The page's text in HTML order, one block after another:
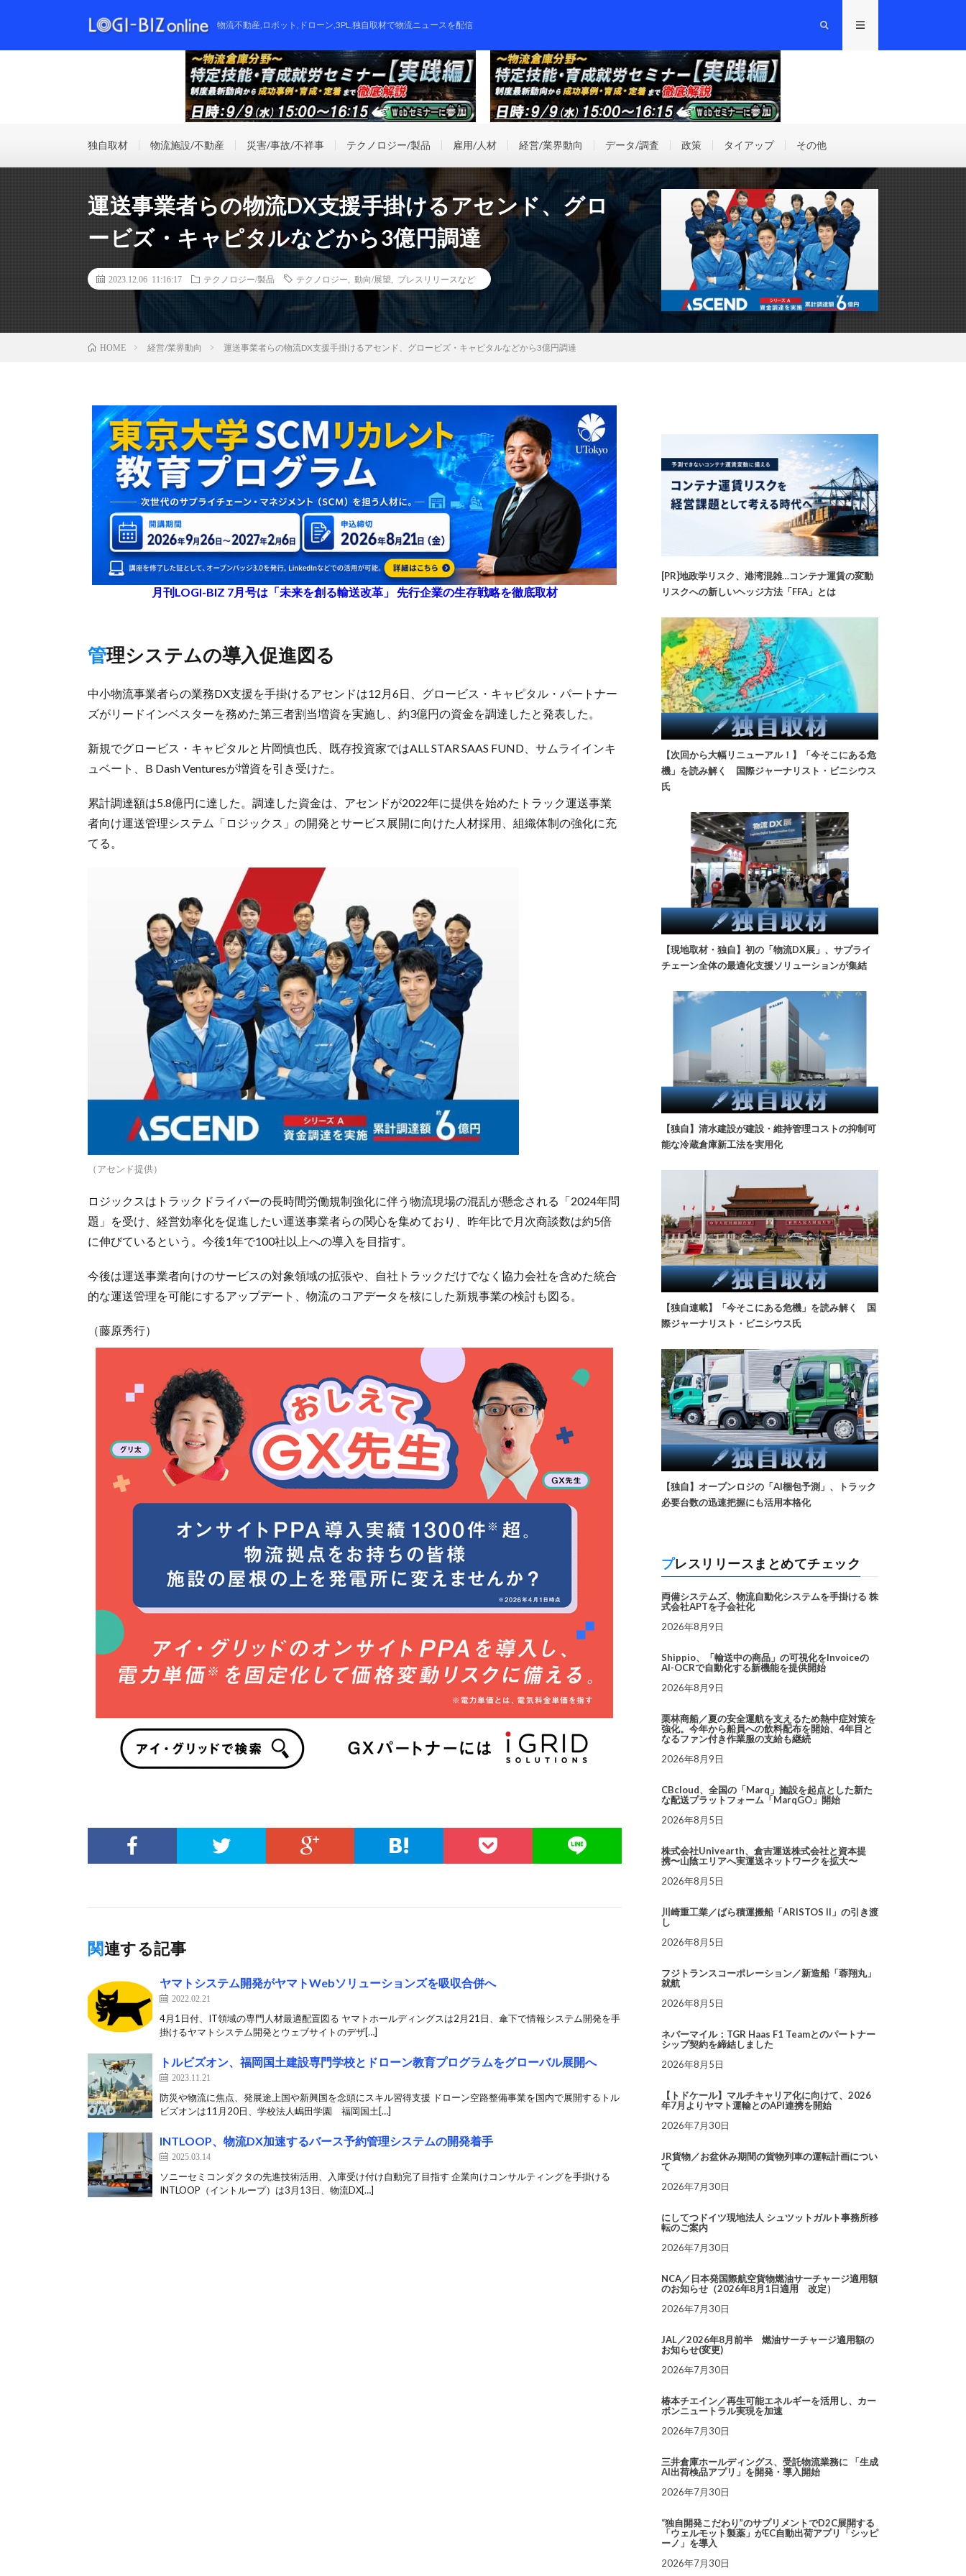
物流不動産,ロボット,ドローン,3PL,独自取材で物流ニュースを配信
独自取材 物流施設/不動産 災害/事故/不祥事 テクノロジー/製品 雇用/人材 経営/業界動向 データ/調査 政策 タイアップ その他
運送事業者らの物流DX支援手掛けるアセンド、グロ
ービズ・キャピタルなどから3億円調達
2023.12.06 11:16:17 テクノロジー/製品 テクノロジー 動向/展望 プレスリリースなど
HOME 経営/業界動向 運送事業者らの物流DX支援手掛けるアセンド、グロービズ・キャピタルなどから3億円調達
月刊LOGI-BIZ 7月号は「未来を創る輸送改革」 先行企業の生存戦略を徹底取材
管理システムの導入促進図る
中小物流事業者らの業務DX支援を手掛けるアセンドは12月6日、グロービス・キャピタル・パートナー
ズがリードインベスターを務めた第三者割当増資を実施し、約3億円の資金を調達したと発表した。
新規でグロービス・キャピタルと片岡慎也氏、既存投資家ではALL STAR SAAS FUND、サムライインキ
ュベート、B Dash Venturesが増資を引き受けた。
累計調達額は5.8億円に達した。調達した資金は、アセンドが2022年に提供を始めたトラック運送事業
者向け運送管理システム「ロジックス」の開発とサービス展開に向けた人材採用、組織体制の強化に充
てる。
（アセンド提供）
ロジックスはトラックドライバーの長時間労働規制強化に伴う物流現場の混乱が懸念される「2024年問
題」を受け、経営効率化を促進したい運送事業者らの関心を集めており、昨年比で月次商談数は約5倍
に伸びているという。今後1年で100社以上への導入を目指す。
今後は運送事業者向けのサービスの対象領域の拡張や、自社トラックだけでなく協力会社を含めた統合
的な運送管理を可能にするアップデート、物流のコアデータを核にした新規事業の検討も図る。
（藤原秀行）
関連する記事
ヤマトシステム開発がヤマトWebソリューションズを吸収合併へ
2022.02.21
4月1日付、IT領域の専門人材最適配置図る ヤマトホールディングスは2月21日、傘下で情報システム開発を手
掛けるヤマトシステム開発とウェブサイトのデザ[…]
トルビズオン、福岡国土建設専門学校とドローン教育プログラムをグローバル展開へ
2023.11.21
防災や物流に焦点、発展途上国や新興国を念頭にスキル習得支援 ドローン空路整備事業を国内で展開するトル
ビズオンは11月20日、学校法人嶋田学園 福岡国土[…]
INTLOOP、物流DX加速するバース予約管理システムの開発着手
2025.03.14
ソニーセミコンダクタの先進技術活用、入庫受け付け自動完了目指す 企業向けコンサルティングを手掛ける
INTLOOP（イントループ）は3月13日、物流DX[…]
[PR]地政学リスク、港湾混雑…コンテナ運賃の変動
リスクへの新しいヘッジ方法「FFA」とは
【次回から大幅リニューアル！】「今そこにある危
機」を読み解く 国際ジャーナリスト・ビニシウス
氏
【現地取材・独自】初の「物流DX展」、サプライ
チェーン全体の最適化支援ソリューションが集結
【独自】清水建設が建設・維持管理コストの抑制可
能な冷蔵倉庫新工法を実用化
【独自連載】「今そこにある危機」を読み解く 国
際ジャーナリスト・ビニシウス氏
【独自】オープンロジの「AI梱包予測」、トラック
必要台数の迅速把握にも活用本格化
プレスリリースまとめてチェック
両備システムズ、物流自動化システムを手掛ける 株
式会社APTを子会社化
2026年8月9日
Shippio、「輸送中の商品」の可視化をInvoiceの
AI-OCRで自動化する新機能を提供開始
2026年8月9日
栗林商船／夏の安全運航を支えるため熱中症対策を
強化。今年から船員への飲料配布を開始、4年目と
なるファン付き作業服の支給も継続
2026年8月9日
CBcloud、全国の「Marq」施設を起点とした新た
な配送プラットフォーム「MarqGO」開始
2026年8月5日
株式会社Univearth、倉吉運送株式会社と資本提
携〜山陰エリアへ実運送ネットワークを拡大〜
2026年8月5日
川崎重工業／ばら積運搬船「ARISTOS II」の引き渡
し
2026年8月5日
フジトランスコーポレーション／新造船「蓉翔丸」
就航
2026年8月5日
ネバーマイル：TGR Haas F1 Teamとのパートナー
シップ契約を締結しました
2026年8月5日
【トドケール】マルチキャリア化に向けて、2026
年7月よりヤマト運輸とのAPI連携を開始
2026年7月30日
JR貨物／お盆休み期間の貨物列車の運転計画につい
て
2026年7月30日
にしてつドイツ現地法人 シュツットガルト事務所移
転のご案内
2026年7月30日
NCA／日本発国際航空貨物燃油サーチャージ適用額
のお知らせ（2026年8月1日適用 改定）
2026年7月30日
JAL／2026年8月前半 燃油サーチャージ適用額の
お知らせ(変更)
2026年7月30日
椿本チエイン／再生可能エネルギーを活用し、カー
ボンニュートラル実現を加速
2026年7月30日
三井倉庫ホールディングス、受託物流業務に 「生成
AI出荷検品アプリ」を開発・導入開始
2026年7月30日
“独自開発こだわり”のサプリメントでD2C展開する
「ウェルモット製薬」がEC自動出荷アプリ「シッピ
ーノ」を導入
2026年7月30日